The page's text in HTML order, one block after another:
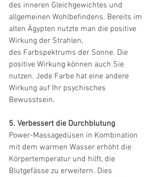
des inneren Gleichgewichtes und
allgemeinen Wohlbefindens. Bereits im
alten Ägypten nutzte man die positive
Wirkung der Strahlen,
des Farbspektrums der Sonne. Die
positive Wirkung können auch Sie
nutzen. Jede Farbe hat eine andere
Wirkung auf Ihr psychisches
Bewusstsein.
5. Verbessert die Durchblutung
Power-Massagedüsen in Kombination
mit dem warmen Wasser erhöht die
Körpertemperatur und hilft, die
Blutgefässe zu erweitern. Dies